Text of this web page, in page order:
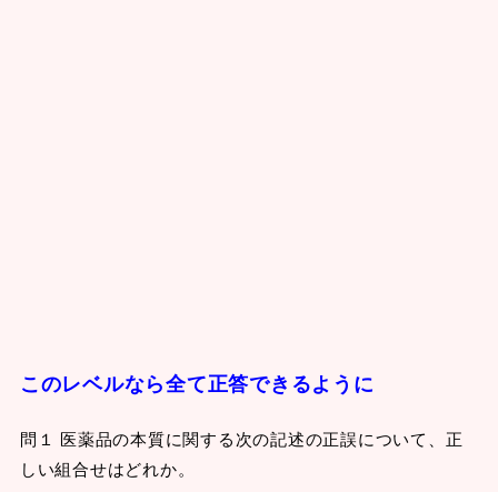
このレベルなら全て正答できるように
問１ 医薬品の本質に関する次の記述の正誤について、正
しい組合せはどれか。